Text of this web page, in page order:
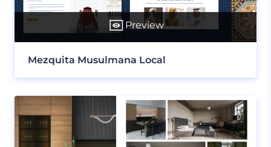
Preview
Mezquita Musulmana Local